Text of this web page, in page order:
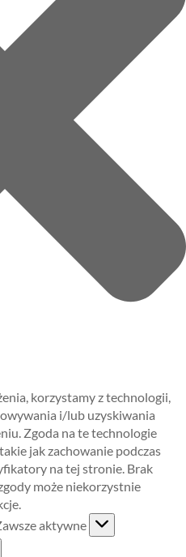
korzystamy z technologii,
i/lub uzyskiwania
Zgoda na te technologie
jak zachowanie podczas
na tej stronie. Brak
może niekorzystnie
aktywne